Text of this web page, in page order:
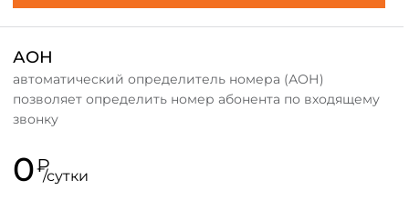
АОН
автоматический определитель номера (АОН)
позволяет определить номер абонента по входящему
звонку
0₽/сутки